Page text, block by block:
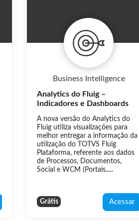
Business Intelligence
Analytics do Fluig –
Indicadores e Dashboards
A nova versão do Analytics do
Fluig utiliza visualizações para
melhor entregar a informação da
utilização do TOTVS Fluig
Plataforma, referente aos dados
de Processos, Documentos,
Social e WCM (Portais.....
Grátis Acessar